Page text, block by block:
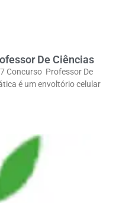
De Ciências
Concurso Professor De
é um envoltório celular